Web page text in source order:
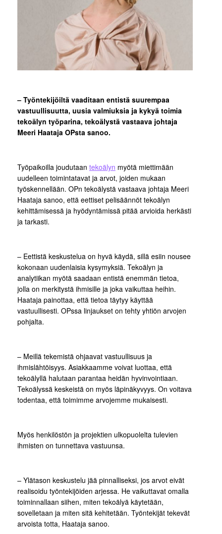
– Työntekijöiltä vaaditaan entistä suurempaa
vastuullisuutta, uusia valmiuksia ja kykyä toimia
tekoälyn työparina, tekoälystä vastaava johtaja
Meeri Haataja OPsta sanoo.
Työpaikoilla joudutaan tekoälyn myötä miettimään
uudelleen toimintatavat ja arvot, joiden mukaan
työskennellään. OPn tekoälystä vastaava johtaja Meeri
Haataja sanoo, että eettiset pelisäännöt tekoälyn
kehittämisessä ja hyödyntämissä pitää arvioida herkästi
ja tarkasti.
– Eettistä keskustelua on hyvä käydä, sillä esiin nousee
kokonaan uudenlaisia kysymyksiä. Tekoälyn ja
analytiikan myötä saadaan entistä enemmän tietoa,
jolla on merkitystä ihmisille ja joka vaikuttaa heihin.
Haataja painottaa, että tietoa täytyy käyttää
vastuullisesti. OPssa linjaukset on tehty yhtiön arvojen
pohjalta.
– Meillä tekemistä ohjaavat vastuullisuus ja
ihmislähtöisyys. Asiakkaamme voivat luottaa, että
tekoälyllä halutaan parantaa heidän hyvinvointiaan.
Tekoälyssä keskeistä on myös läpinäkyvyys. On voitava
todentaa, että toimimme arvojemme mukaisesti.
Myös henkilöstön ja projektien ulkopuolelta tulevien
ihmisten on tunnettava vastuunsa.
– Ylätason keskustelu jää pinnalliseksi, jos arvot eivät
realisoidu työntekijöiden arjessa. He vaikuttavat omalla
toiminnallaan siihen, miten tekoälyä käytetään,
sovelletaan ja miten sitä kehitetään. Työntekijät tekevät
arvoista totta, Haataja sanoo.